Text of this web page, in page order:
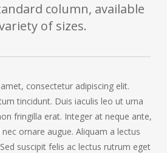
column, available
of sizes.
consectetur adipiscing elit.
tincidunt. Duis iaculis leo ut urna
fringilla erat. Integer at neque ante,
ornare augue. Aliquam a lectus
suscipit felis ac lectus rutrum eget